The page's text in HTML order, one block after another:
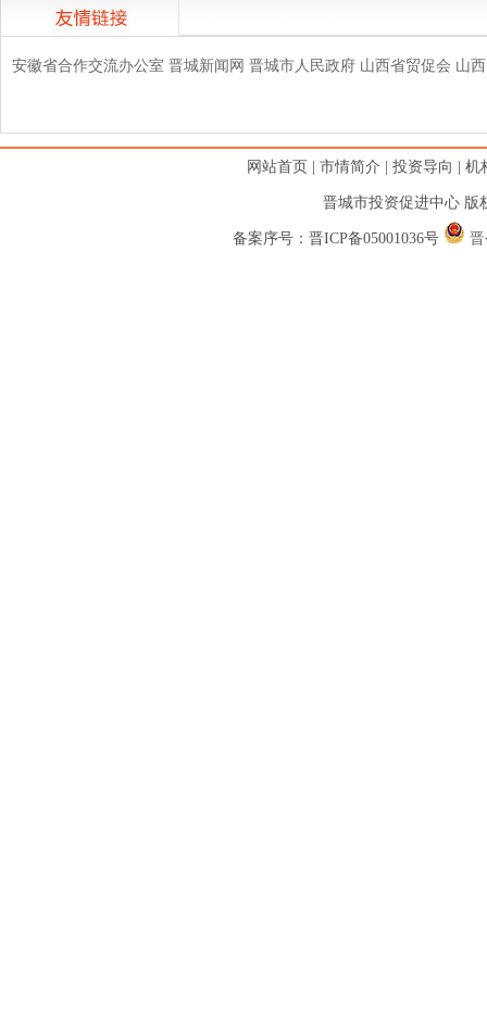
安徽省合作交流办公室 晋城新闻网 晋城市人民政府 山西省贸促会 山
网站首页 |市情简介 |投资导向 |机
晋城市投资促进中心 版
备案序号： 晋ICP备05001036号 晋